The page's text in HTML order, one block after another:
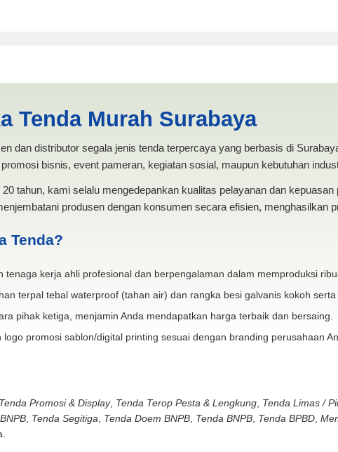
Tenda Murah Surabaya
dan distributor segala jenis tenda terpercaya yang berbasis di
bisnis, event pameran, kegiatan sosial, maupun kebutuhan
tahun, kami selalu mengedepankan kualitas pelayanan dan
produsen dengan konsumen secara efisien, menghasilkan
Tenda?
tenaga kerja ahli profesional dan berpengalaman dalam memproduksi
terpal tebal waterproof (tahan air) dan rangka besi galvanis kokoh serta
pihak ketiga, menjamin Anda mendapatkan harga terbaik dan bersaing.
logo promosi sablon/digital printing sesuai dengan branding perusahaan
Tenda Promosi & Display, Tenda Terop Pesta & Lengkung, Tenda Limas /
, Tenda Segitiga Tenda Doem BNPB, Tenda BNPB, Tenda BPBD,